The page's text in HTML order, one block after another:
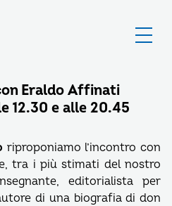
Eraldo Affinati
12.30 e alle 20.45
riproponiamo l’incontro con
tra i più stimati del nostro
editorialista per
di una biografia di don